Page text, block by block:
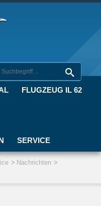
FLUGZEUG IL 62
SERVICE
Nachrichten